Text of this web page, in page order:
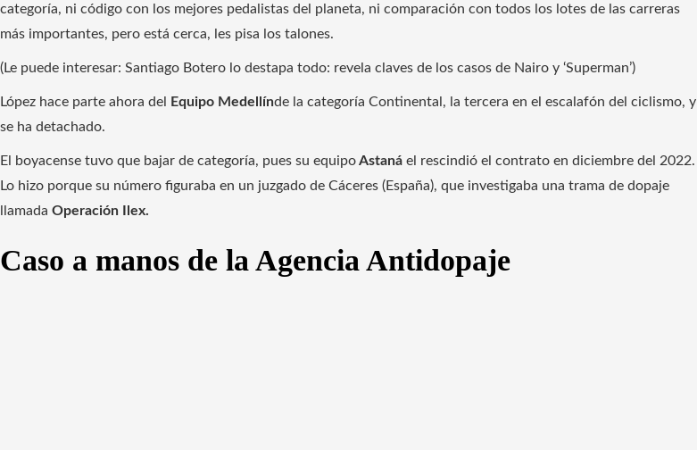
categoría, ni código con los mejores pedalistas del planeta, ni comparación con todos los lotes de las carreras
más importantes, pero está cerca, les pisa los talones.
(Le puede interesar: Santiago Botero lo destapa todo: revela claves de los casos de Nairo y ‘Superman’)
López hace parte ahora del Equipo Medellínde la categoría Continental, la tercera en el escalafón del ciclismo, y
se ha detachado.
El boyacense tuvo que bajar de categoría, pues su equipoAstaná el rescindió el contrato en diciembre del 2022.
Lo hizo porque su número figuraba en un juzgado de Cáceres (España), que investigaba una trama de dopaje
llamada Operación Ilex.
Caso a manos de la Agencia Antidopaje